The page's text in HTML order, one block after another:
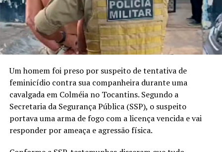
Um homem foi preso por suspeito de tentativa de
feminicídio contra sua companheira durante uma
cavalgada em Colméia no Tocantins. Segundo a
Secretaria da Segurança Pública (SSP), o suspeito
portava uma arma de fogo com a licença vencida e vai
responder por ameaça e agressão física.